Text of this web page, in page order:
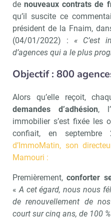
denouveaux contrats de
qu’il suscite ce
président de la Fnaim,
(04/01/2022) : « C’est
d’agences qui a le plus
Objectif : 800
Alors qu’elle reçoit,
demandes d’adhésion,
immobilier s’est fixée les
confiait, en
d’ImmoMatin, son
Mamouri :
Premièrement,conforter
«A cet égard, nous nous
de renouvellement de
court sur cinq ans, de 100 %